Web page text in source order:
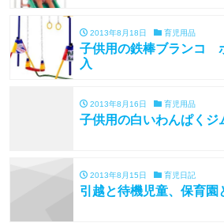
2013年8月18日 育児用品
子供用の鉄棒ブランコ
入
2013年8月16日 育児用品
子供用の白いわんぱくジ
2013年8月15日 育児日記
引越と待機児童、保育園